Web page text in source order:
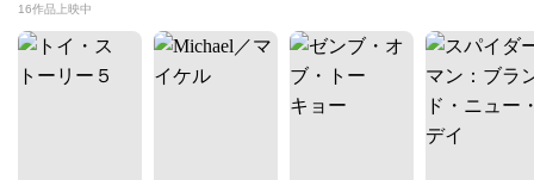
16作品上映中